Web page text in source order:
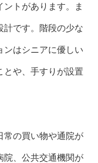
トがあります。ま
計です。階段の少な
ンはシニアに優しい
とや、手すりが設置
常の買い物や通院が
院、公共交通機関が